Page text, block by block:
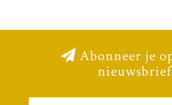
Abonneer je
nieuwsbrief